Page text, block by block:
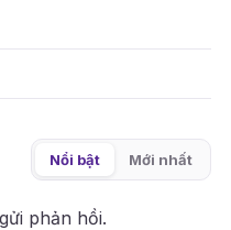
Nổi bật Mới nhất
phản hồi.